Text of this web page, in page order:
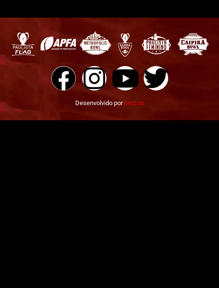
Desenvolvido porsntz.us